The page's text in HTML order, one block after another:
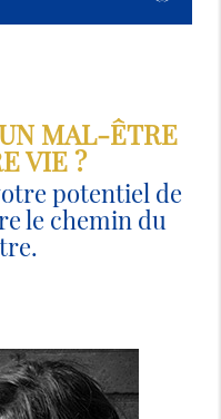
MAL-ÊTRE
VIE ?
potentiel de
le chemin du